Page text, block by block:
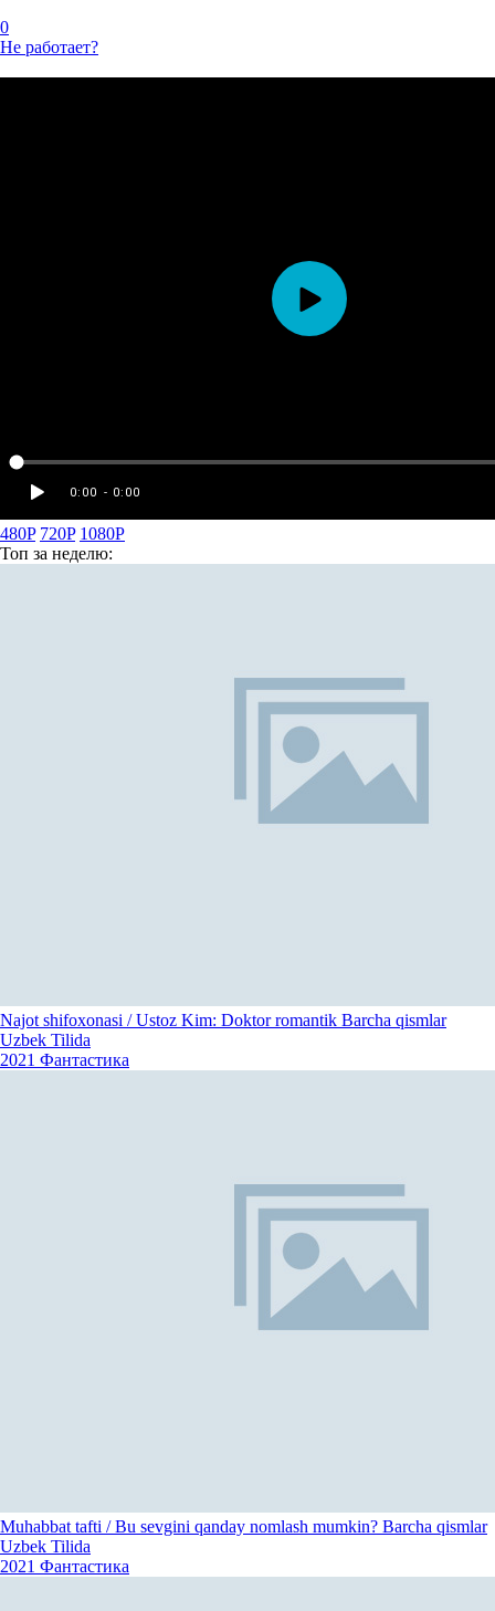
0
Не работает?
480P 720P 1080P
Топ за неделю:
Najot shifoxonasi / Ustoz Kim: Doktor romantik Barcha qismlar
Uzbek Tilida
2021 Фантастика
Muhabbat tafti / Bu sevgini qanday nomlash mumkin? Barcha qismlar
Uzbek Tilida
2021 Фантастика